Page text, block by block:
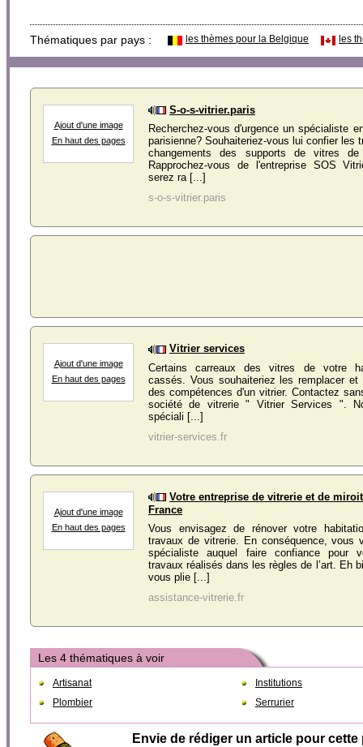
Thématiques par pays : les thèmes pour la Belgique les
Ajout d'une image
En haut des pages
S-o-s-vitrier.paris
Recherchez-vous d'urgence un spécialiste
parisienne? Souhaiteriez-vous lui confier les
changements des supports de vitres de
Rapprochez-vous de l'entreprise SOS
serez ra [...]
s-o-s-vitrier.paris
Ajout d'une image
En haut des pages
Vitrier services
Certains carreaux des vitres de votre
cassés. Vous souhaiteriez les remplacer
des compétences d'un vitrier. Contactez
société de vitrerie " Vitrier Services ".
spéciali [...]
vitrier-services.fr
Ajout d'une image
En haut des pages
Votre entreprise de vitrerie et de
France
Vous envisagez de rénover votre
travaux de vitrerie. En conséquence, vous
spécialiste auquel faire confiance pour
travaux réalisés dans les règles de l’art. Eh
vous plie [...]
assistance-vitrerie.fr
Les 4 thématiques à voir
Artisanat
Institutions
Plombier
Serrurier
Envie de rédiger un article pour cette